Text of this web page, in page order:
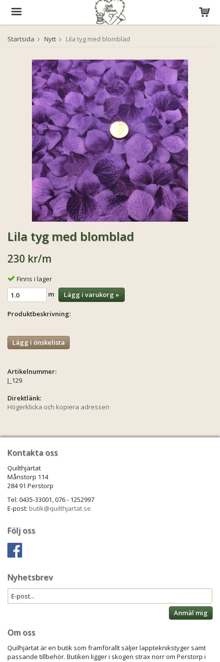
Produkten har blivit tillagd i varukorgen
Startsida Nytt Lila tyg med blomblad
Lila tyg med blomblad
230 kr/m
Finns i lager
m
Lägg i varukorg »
Produktbeskrivning:
Lägg i önskelista
Artikelnummer:
J_129
Direktlänk:
Högerklicka och kopiera adressen
Kontakta oss
Quilthjärtat
Månstorp 114
284 91 Perstorp
Tel: 0435-33001, 076 - 1252997
E-post: butik@quilthjartat.se
Följ oss
Nyhetsbrev
Anmäl mig
Om oss
Quilhjärtat är en butik som framförallt säljer lappteknikstyger samt
passande tillbehör. Butiken ligger i skogen strax norr om Perstorp i